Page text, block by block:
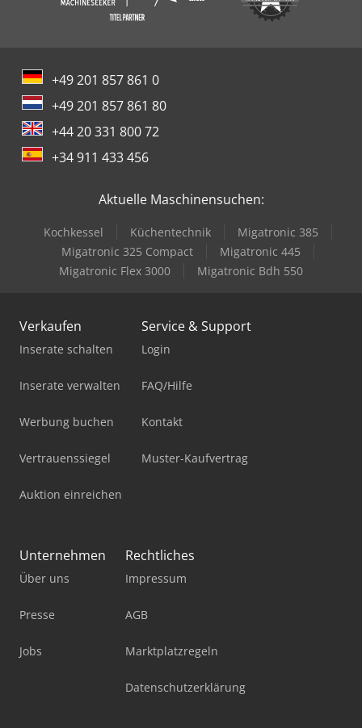
+49 201 857 861 0
+49 201 857 861 80
+44 20 331 800 72
+34 911 433 456
Aktuelle Maschinensuchen:
Kochkessel Küchentechnik
Migatronic 385
Migatronic 325 Compact
Migatronic 445
Migatronic Flex 3000
Migatronic Bdh 550
Verkaufen
Inserate schalten
Inserate verwalten
Werbung buchen
Vertrauenssiegel
Auktion einreichen
Service & Support
Login
FAQ/Hilfe
Kontakt
Muster-Kaufvertrag
Unternehmen
Über uns
Presse
Jobs
Rechtliches
Impressum
AGB
Marktplatzregeln
Datenschutzerklärung